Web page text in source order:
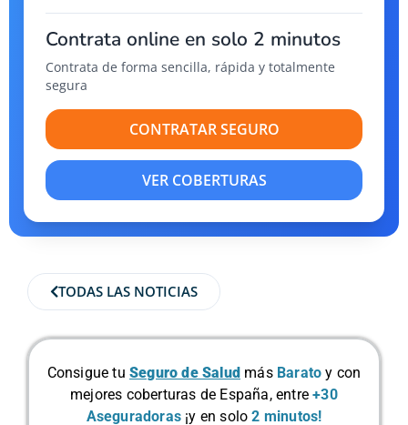
Contrata online en solo 2 minutos
Contrata de forma sencilla, rápida y totalmente
segura
CONTRATAR SEGURO
VER COBERTURAS
TODAS LAS NOTICIAS
Consigue tu Seguro de Salud más Barato y con
mejores coberturas de España, entre+30
Aseguradoras ¡y en solo2 minutos!